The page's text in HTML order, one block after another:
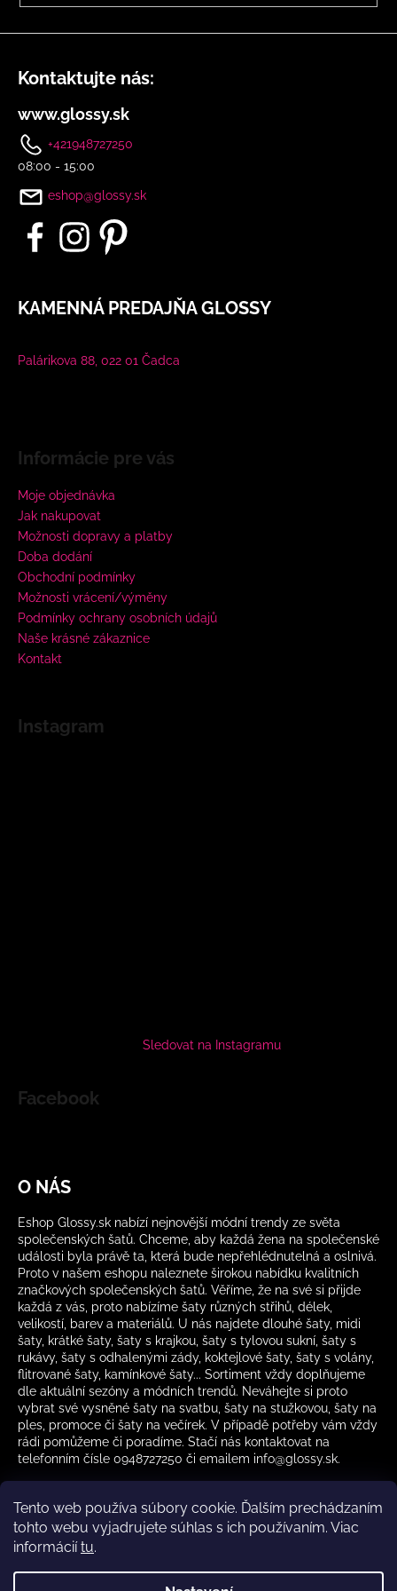
Tento web používa súbory cookie. Ďalším prechádzaním
tohto webu vyjadrujete súhlas s ich používaním. Viac
informáciítu.
u
Kontaktujte nás:
www.glossy.sk
+421948727250
08:00 - 15:00
eshop@glossy.sk
KAMENNÁ PREDAJŇA GLOSSY
Palárikova 88, 022 01 Čadca
Informácie pre vás
Moje objednávka
Jak nakupovat
Možnosti dopravy a platby
Doba dodání
Obchodní podmínky
Možnosti vrácení/výměny
Podmínky ochrany osobních údajů
Naše krásné zákaznice
Kontakt
Instagram
Sledovat na Instagramu
Facebook
O NÁS
Eshop Glossy.sk nabízí nejnovější módní trendy ze světa
společenských šatů. Chceme, aby každá žena na společenské
události byla právě ta, která bude nepřehlédnutelná a oslnivá.
Proto v našem eshopu naleznete širokou nabídku kvalitních
značkových společenských šatů. Věříme, že na své si přijde
každá z vás, proto nabízíme šaty různých střihů, délek,
velikostí, barev a materiálů. U nás najdete dlouhé šaty, midi
šaty, krátké šaty, šaty s krajkou, šaty s tylovou sukní, šaty s
rukávy, šaty s odhalenými zády, koktejlové šaty, šaty s volány,
flitrované šaty, kamínkové šaty... Sortiment vždy doplňujeme
dle aktuální sezóny a módních trendů. Neváhejte si proto
vybrat své vysněné šaty na svatbu, šaty na stužkovou, šaty na
ples, promoce či šaty na večírek. V případě potřeby vám vždy
rádi pomůžeme či poradíme. Stačí nás kontaktovat na
telefonním čísle 0948727250 či emailem info@glossy.sk.
Kamenná prodejna otevírací doba CZ